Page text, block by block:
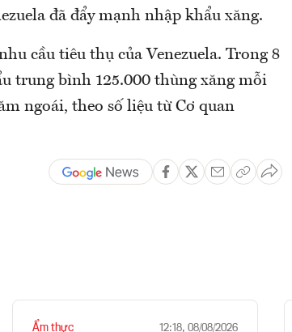
đã đẩy mạnh nhập khẩu xăng.
cầu tiêu thụ của Venezuela. Trong 8
trung bình 125.000 thùng xăng mỗi
ngoái, theo số liệu từ Cơ quan
Ẩm thực 12:18, 08/08/2026